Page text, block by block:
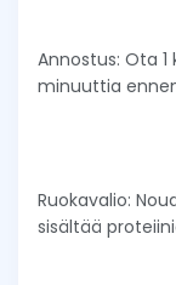
Annostus: Ota 1
minuuttia
Ruokavalio:
sisältää